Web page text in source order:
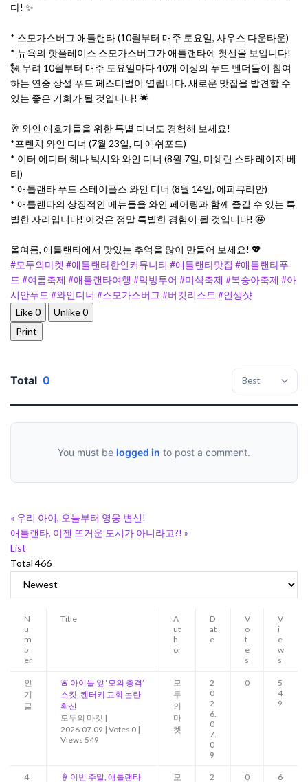
다! ✨
* 스모가스버그 애틀랜타 (10월부터 매주 토요일, 사우스 다운타운)
* 뉴욕의 핫플레이스 스모가스버그가 애틀랜타에 첫선을 보입니다!
🗽 무려 10월부터 매주 토요일마다 40개 이상의 푸드 벤더들이 참여
하는 연중 상설 푸드 페스티벌이 열립니다. 새로운 맛집을 발견할 수
있는 좋은 기회가 될 것입니다! 🌟
🥂 와인 애호가들을 위한 특별 디너도 경험해 보세요!
*프렌치 와인 디너 (7월 23일, 디 애쉬포드)
* 이터 에디터 헤나 박시와 와인 디너 (8월 7일, 미쉐린 스타 레이지 베
티)
* 애틀랜타 푸드 스테이플스 와인 디너 (8월 14일, 에피큐리안)
* 애틀랜타의 상징적인 메뉴들을 와인 페어링과 함께 즐길 수 있는 특
별한 자리입니다! 이것은 정말 특별한 경험이 될 것입니다! 🤩
올여름, 애틀랜타에서 맛있는 추억을 많이 만들어 보세요! 💖
#모두의마켓 #애틀랜타한인커뮤니티 #애틀랜타맛집 #애틀랜타푸
드 #여름축제 #애틀랜타여행 #먹방투어 #미식축제 #복숭아축제 #아
시안푸드 #와인디너 #스모가스버그 #버킷리스트 #인생샷
Like0 Unlike0
Print
Total 0
You must be logged in to post a comment.
« 우리 아이, 오늘부터 영웅 변신!
애틀랜타, 이젠 뜨거운 도시가 아니라고?! »
List
Total 466
N
u
m
b
er
Title
A
ut
h
or
D
at
e
V
o
t
e
s
V
i
e
w
s
인
기
글
🚨 아이들 앞 ‘모의 총격’
스킷, 켄터키 교회 논란
확산
모두의 마켓 |
2026.07.09 | Votes 0 |
Views 549
모
두
의
마
켓
2
0
2
6.
0
7.
0
9
0
5
4
9
4
🍦 이번 주말, 애틀랜타 모
2
0
6